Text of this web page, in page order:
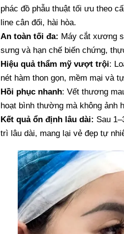
phác đồ phẫu thuật tối ưu theo
line cân đối, hài hòa.
An toàn tối đa: Máy cắt xương
sưng và hạn chế biến chứng,
Hiệu quả thẩm mỹ vượt trội:
nét hàm thon gọn, mềm mại và
Hồi phục nhanh: Vết thương
hoạt bình thường mà không ảnh
Kết quả ổn định lâu dài: Sau
trì lâu dài, mang lại vẻ đẹp tự